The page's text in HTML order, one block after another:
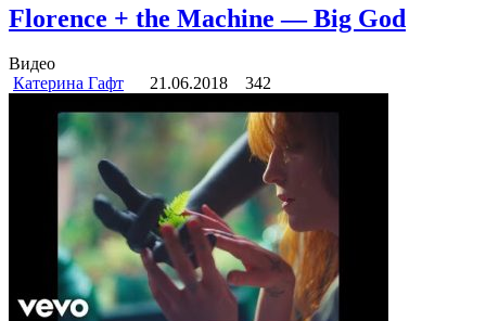
Florence + the Machine — Big God
Видео
Катерина Гафт
21.06.2018 342